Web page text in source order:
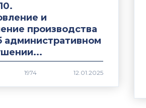
и
производства
административном
1974